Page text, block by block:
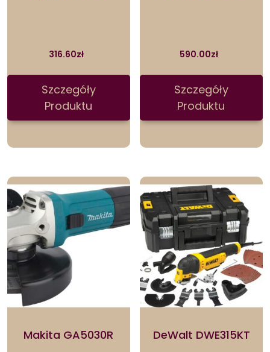
316.60zł
Szczegóły
Produktu
590.00zł
Szczegóły
Produktu
Makita GA5030R DeWalt DWE315KT